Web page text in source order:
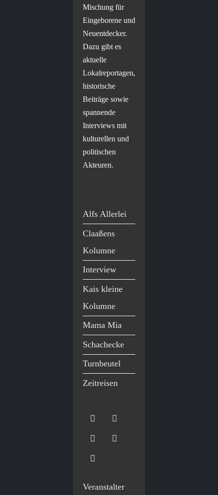
Mischung für
Eingeborene und
Neuentdecker.
Dazu gibt es
aktuelle
Lokalreportagen,
historische
Beiträge sowie
spannende
Interviews mit
kulturellen und
politischen
Akteuren.
Alfs Allerlei
Claaßens
Kolumne
Interview
Kais kleine
Kolumne
Mama Mia
Schachecke
Turnbeutel
Zeitreisen
Veranstalter